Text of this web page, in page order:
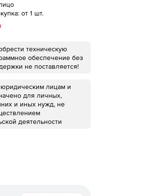
от 1 шт.
техническую
обеспечение без
не поставляется!
юридическим лицам и
для личных,
и иных нужд, не
деятельности